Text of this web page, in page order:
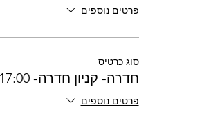
פרטים נוספים
סוג כרטיס
חדרה- קניון חדרה- 17:00
פרטים נוספים